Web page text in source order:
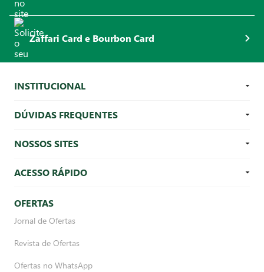
Zaffari Card e Bourbon Card
INSTITUCIONAL
DÚVIDAS FREQUENTES
NOSSOS SITES
ACESSO RÁPIDO
OFERTAS
Jornal de Ofertas
Revista de Ofertas
Ofertas no WhatsApp